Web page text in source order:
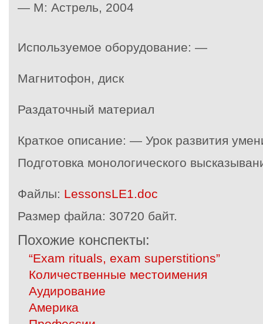
— М: Астрель, 2004
Используемое оборудование: —
Магнитофон, диск
Раздаточный материал
Краткое описание: — Урок развития
Подготовка монологического
Файлы: LessonsLE1.doc
Размер файла: 30720 байт.
Похожие конспекты:
“Exam rituals, exam superstitions”
Количественные местоимения
Аудирование
Америка